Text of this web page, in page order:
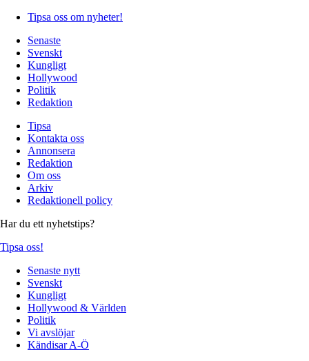
Tipsa oss om nyheter!
Senaste
Svenskt
Kungligt
Hollywood
Politik
Redaktion
Tipsa
Kontakta oss
Annonsera
Redaktion
Om oss
Arkiv
Redaktionell policy
Har du ett nyhetstips?
Tipsa oss!
Senaste nytt
Svenskt
Kungligt
Hollywood & Världen
Politik
Vi avslöjar
Kändisar A-Ö